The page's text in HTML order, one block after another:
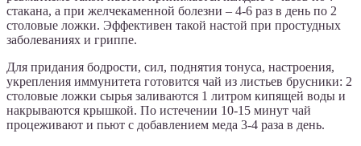
стакана, а при желчекаменной болезни – 4-6 раз в день по 2
столовые ложки. Эффективен такой настой при простудных
заболеваниях и гриппе.
Для придания бодрости, сил, поднятия тонуса, настроения,
укрепления иммунитета готовится чай из листьев брусники: 2
столовые ложки сырья заливаются 1 литром кипящей воды и
накрываются крышкой. По истечении 10-15 минут чай
процеживают и пьют с добавлением меда 3-4 раза в день.